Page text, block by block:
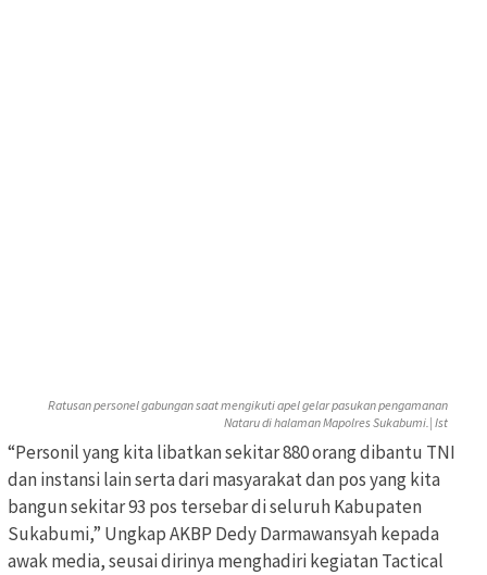
Ratusan personel gabungan saat mengikuti apel gelar pasukan pengamanan
Nataru di halaman Mapolres Sukabumi.| Ist
“Personil yang kita libatkan sekitar 880 orang dibantu TNI
dan instansi lain serta dari masyarakat dan pos yang kita
bangun sekitar 93 pos tersebar di seluruh Kabupaten
Sukabumi,” Ungkap AKBP Dedy Darmawansyah kepada
awak media, seusai dirinya menghadiri kegiatan Tactical